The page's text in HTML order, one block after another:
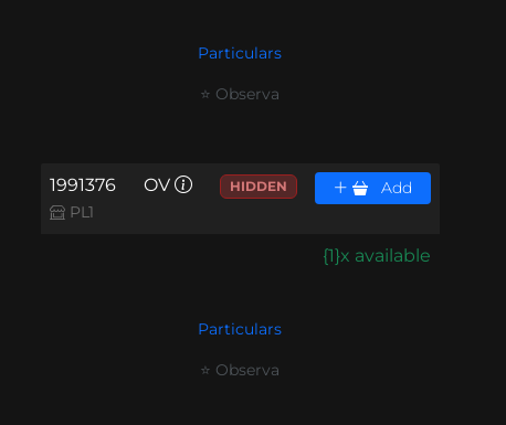
Particulars
⭐ Observa
1991376
PL1
OV HIDDEN Add
{1}x available
Particulars
⭐ Observa